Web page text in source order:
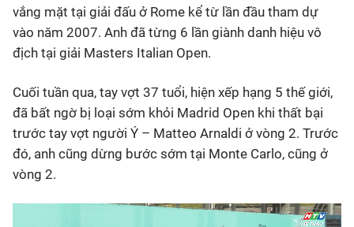
vắng mặt tại giải đấu ở Rome kể từ lần đầu tham dự
vào năm 2007. Anh đã từng 6 lần giành danh hiệu vô
địch tại giải Masters Italian Open.
Cuối tuần qua, tay vợt 37 tuổi, hiện xếp hạng 5 thế giới,
đã bất ngờ bị loại sớm khỏi Madrid Open khi thất bại
trước tay vợt người Ý – Matteo Arnaldi ở vòng 2. Trước
đó, anh cũng dừng bước sớm tại Monte Carlo, cũng ở
vòng 2.